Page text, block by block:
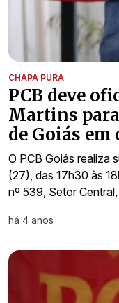
CHAPA PURA
PCB deve
Martins
de Goiás em
O PCB Goiás realiza
(27), das 17h30 às
nº 539, Setor
há 4 anos